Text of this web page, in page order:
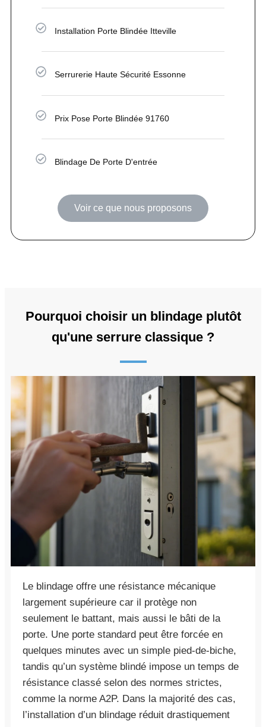
Installation Porte Blindée Itteville
Serrurerie Haute Sécurité Essonne
Prix Pose Porte Blindée 91760
Blindage De Porte D'entrée
Voir ce que nous proposons
Pourquoi choisir un blindage plutôt
qu'une serrure classique ?
Le blindage offre une résistance mécanique
largement supérieure car il protège non
seulement le battant, mais aussi le bâti de la
porte. Une porte standard peut être forcée en
quelques minutes avec un simple pied-de-biche,
tandis qu’un système blindé impose un temps de
résistance classé selon des normes strictes,
comme la norme A2P. Dans la majorité des cas,
l’installation d’un blindage réduit drastiquement